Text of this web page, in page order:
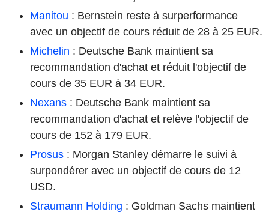
Manitou : Bernstein reste à surperformance
avec un objectif de cours réduit de 28 à 25 EUR.
Michelin : Deutsche Bank maintient sa
recommandation d'achat et réduit l'objectif de
cours de 35 EUR à 34 EUR.
Nexans : Deutsche Bank maintient sa
recommandation d'achat et relève l'objectif de
cours de 152 à 179 EUR.
Prosus : Morgan Stanley démarre le suivi à
surpondérer avec un objectif de cours de 12
USD.
Straumann Holding : Goldman Sachs maintient